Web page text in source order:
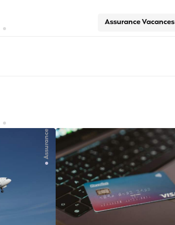
Assurance Vacances
Assurance